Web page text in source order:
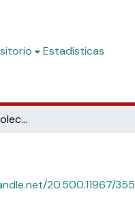
Estadísticas
Subcomunidades y colecciones
20.500.11967/355